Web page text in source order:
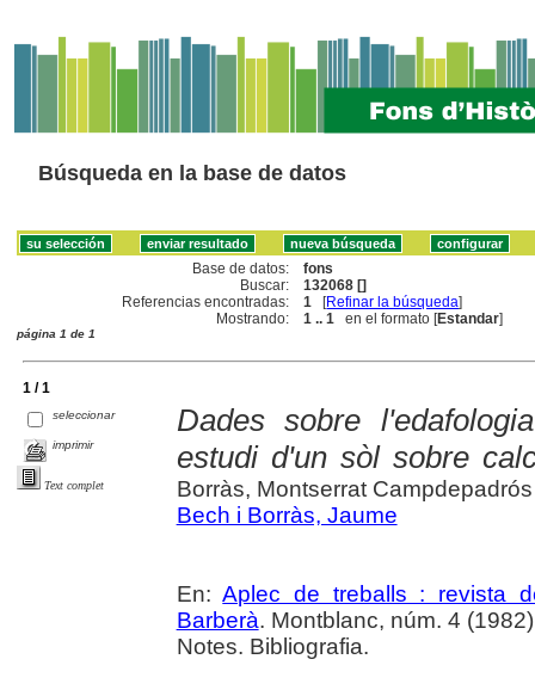
Búsqueda en la base de datos
Base de datos:
fons
Buscar:
132068 []
Referencias encontradas:
1 [Refinar la búsqueda]
Mostrando:
1 .. 1 en el formato [Estandar]
página 1 de 1
1 / 1
seleccionar
imprimir
Text complet
Dades sobre
estudi d'un sòl sobre
Borràs, Montserrat
Bech i Borràs, Jaume
En:Aplec de treballs : revista
Barberà. Montblanc, núm. 4
Notes. Bibliografia.